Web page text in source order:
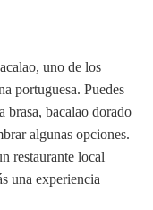
uno de los
portuguesa. Puedes
brasa, bacalao dorado
algunas opciones.
restaurante local
una experiencia